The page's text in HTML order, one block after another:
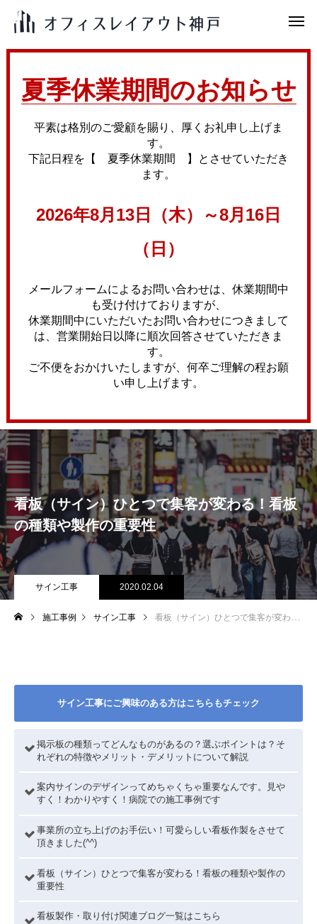
夏季休業期間のお知らせ
平素は格別のご愛顧を賜り、厚くお礼申し上げま
す。
下記日程を【 夏季休業期間 】とさせていただき
ます。
2026年8月13日（木）～8月16日
（日）
メールフォームによるお問い合わせは、休業期間中
も受け付けておりますが、
休業期間中にいただいたお問い合わせにつきまして
は、営業開始日以降に順次回答させていただきま
す。
ご不便をおかけいたしますが、何卒ご理解の程お願
い申し上げます。
看板（サイン）ひとつで集客が変わる！看板
の種類や製作の重要性
サイン工事 2020.02.04
施工事例 サイン工事 看板（サイン）ひとつで集客が変わる！看板の種類や製作の重要性
サイン工事にご興味のある方はこちらもチェック
掲示板の種類ってどんなものがあるの？選ぶポイントは？そ
れぞれの特徴やメリット・デメリットについて解説
案内サインのデザインってめちゃくちゃ重要なんです。見や
すく！わかりやすく！病院での施工事例です
事業所の立ち上げのお手伝い！可愛らしい看板作製をさせて
頂きました(^^)
看板（サイン）ひとつで集客が変わる！看板の種類や製作の
重要性
看板製作・取り付け関連ブログ一覧はこちら